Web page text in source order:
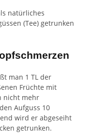
natürliches
(Tee) getrunken
man 1 TL der
Früchte mit
nicht mehr
Aufguss 10
wird er abgeseiht
getrunken.